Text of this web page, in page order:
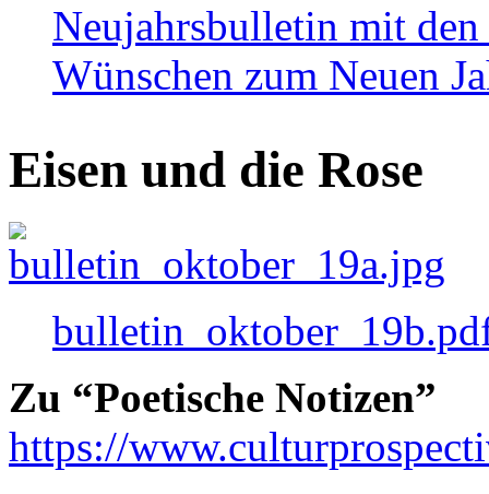
Neujahrsbulletin mit den
Wünschen zum Neuen
Eisen und die Rose
Zu “Poetische Notizen”
https://